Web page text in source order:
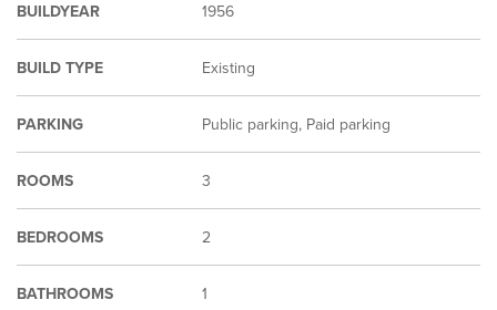
BUILDYEAR 1956
BUILD TYPE Existing
PARKING Public parking, Paid parking
ROOMS 3
BEDROOMS 2
BATHROOMS 1